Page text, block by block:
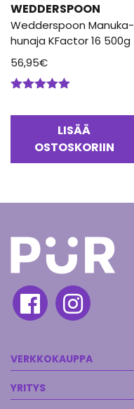
WEDDERSPOON
Wedderspoon Manuka-
hunaja KFactor 16 500g
56,95€
LISÄÄ
OSTOSKORIIN
VERKKOKAUPPA
YRITYS